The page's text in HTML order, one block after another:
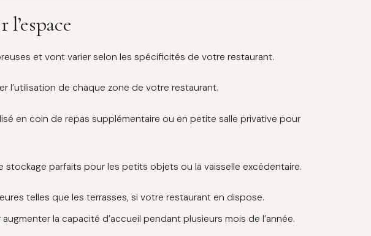
et vont varier selon les spécificités de votre restaurant.
l’utilisation de chaque zone de votre restaurant.
en coin de repas supplémentaire ou en petite salle privative pour
stockage parfaits pour les petits objets ou la vaisselle excédentaire.
telles que les terrasses, si votre restaurant en dispose.
la capacité d’accueil pendant plusieurs mois de l’année.